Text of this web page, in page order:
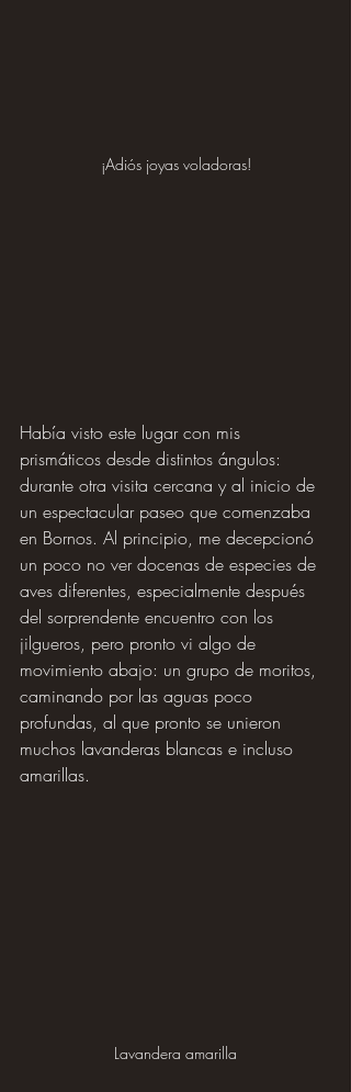
¡Adiós joyas voladoras!
Había visto este lugar con mis
prismáticos desde distintos ángulos:
durante otra visita cercana y al inicio de
un espectacular paseo que comenzaba
en Bornos. Al principio, me decepcionó
un poco no ver docenas de especies de
aves diferentes, especialmente después
del sorprendente encuentro con los
jilgueros, pero pronto vi algo de
movimiento abajo: un grupo de moritos,
caminando por las aguas poco
profundas, al que pronto se unieron
muchos lavanderas blancas e incluso
amarillas.
Lavandera amarilla